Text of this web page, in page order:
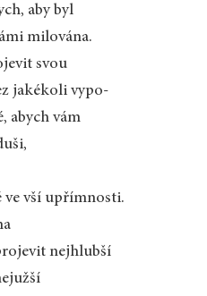
aby byl
milována.
svou
jakékoli vypo-
abych vám
ve vší upřímnosti.
nejhlubší